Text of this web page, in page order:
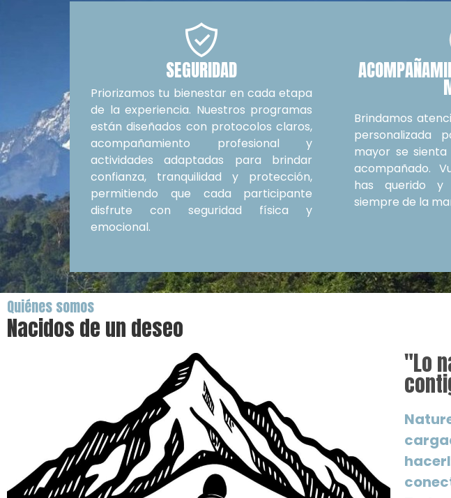
SEGURIDAD
Priorizamos tu bienestar en cada etapa
de la experiencia. Nuestros programas
están diseñados con protocolos claros,
acompañamiento profesional y
actividades adaptadas para brindar
confianza, tranquilidad y protección,
permitiendo que cada participante
disfrute con seguridad física y
emocional.
Brindamos
personalizada
mayor se
acompañado.
has querido y
siempre de la
Quiénes somos
Nacidos de un deseo
"Lo